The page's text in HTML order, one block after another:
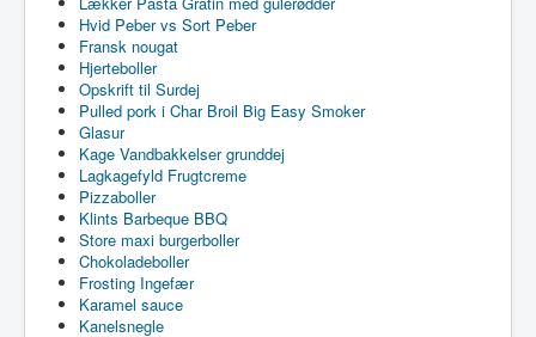
Hvid Peber vs Sort Peber
Fransk nougat
Hjerteboller
Opskrift til Surdej
Pulled pork i Char Broil Big Easy Smoker
Glasur
Kage Vandbakkelser grunddej
Lagkagefyld Frugtcreme
Pizzaboller
Klints Barbeque BBQ
Store maxi burgerboller
Chokoladeboller
Frosting Ingefær
Karamel sauce
Kanelsnegle